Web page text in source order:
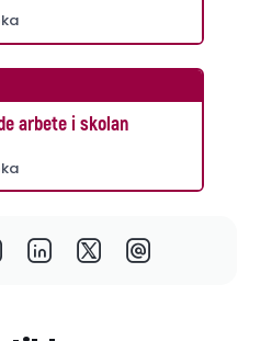
arbete i skolan